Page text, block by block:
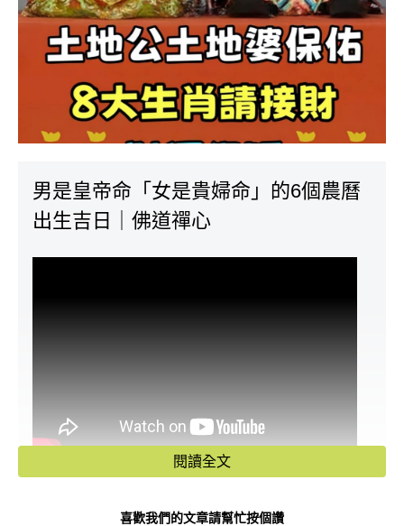
男是皇帝命「女是貴婦命」的6個農曆
出生吉日｜佛道禪心
歡迎來佛道禪心觀看更多風水命理影片
https://lihi3.cc/VEY5Q
閱讀全文
喜歡我們的文章請幫忙按個讚